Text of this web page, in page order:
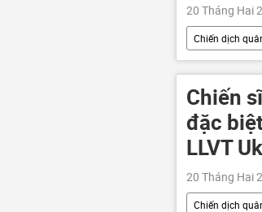
20 Tháng Hai
Chiến dịch
Cuộc khủng
Pháp
Chiến
đặc
LLVT
20 Tháng Hai
Chiến dịch